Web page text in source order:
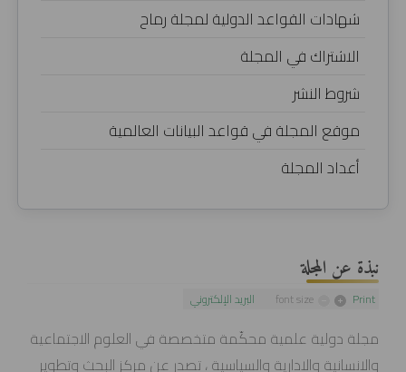
شهادات القواعد الدولية لمجلة رماح
الاشتراك في المجلة
شروط النشر
موقع المجلة في قواعد البيانات العالمية
أعداد المجلة
نبذة عن المجلة
font size Print البريد الإلكتروني
مجلة دولية علمية محكّمة متخصصة في العلوم الاجتماعية
والانسانية والادارية والسياسية ، تصدر عن مركز البحث وتطوير